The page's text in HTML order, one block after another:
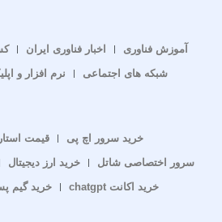
آموزش فناوری اخبار فناوری ایران
شبکه های اجتماعی
نرم افزار و
خرید سرور اچ پی
قیمت
سرور اختصاصی شاتل
خرید ارز دیجیتال
خرید اکانت chatgpt
خرید گیم